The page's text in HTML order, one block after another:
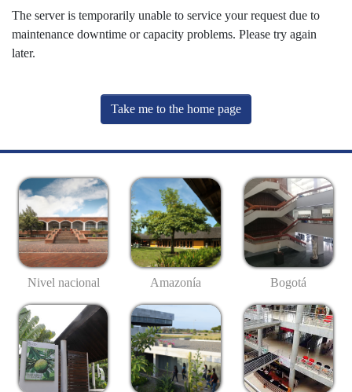
The server is temporarily unable to service your request due to
maintenance downtime or capacity problems. Please try again
later.
Take me to the home page
Nivel nacional Amazonía Bogotá